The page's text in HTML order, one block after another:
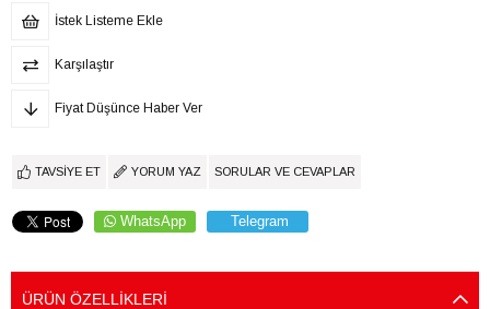
İstek Listeme Ekle
Karşılaştır
Fiyat Düşünce Haber Ver
TAVSIYE ET YORUM YAZ SORULAR VE CEVAPLAR
WhatsApp Telegram
ÜRÜN ÖZELLIKLERI